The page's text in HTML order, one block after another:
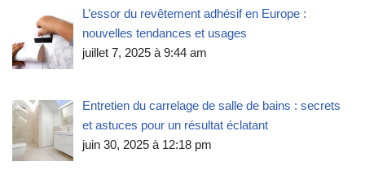
L’essor du revêtement adhésif en Europe :
nouvelles tendances et usages
juillet 7, 2025 à 9:44 am
Entretien du carrelage de salle de bains : secrets
et astuces pour un résultat éclatant
juin 30, 2025 à 12:18 pm